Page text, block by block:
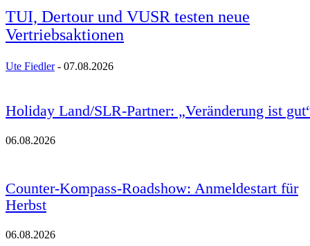
TUI, Dertour und VUSR testen neue
Vertriebsaktionen
Ute Fiedler - 07.08.2026
Holiday Land/SLR-Partner: „Veränderung ist
06.08.2026
Counter-Kompass-Roadshow: Anmeldestart für
Herbst
06.08.2026